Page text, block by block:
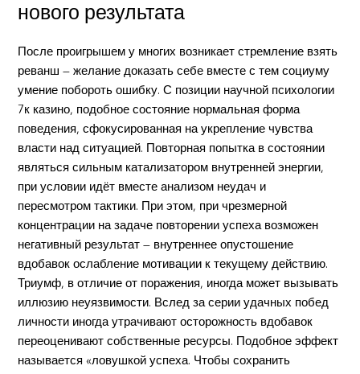
нового результата
После проигрышем у многих возникает стремление взять
реванш — желание доказать себе вместе с тем социуму
умение побороть ошибку. С позиции научной психологии
7к казино, подобное состояние нормальная форма
поведения, сфокусированная на укрепление чувства
власти над ситуацией. Повторная попытка в состоянии
являться сильным катализатором внутренней энергии,
при условии идёт вместе анализом неудач и
пересмотром тактики. При этом, при чрезмерной
концентрации на задаче повторении успеха возможен
негативный результат — внутреннее опустошение
вдобавок ослабление мотивации к текущему действию.
Триумф, в отличие от поражения, иногда может вызывать
иллюзию неуязвимости. Вслед за серии удачных побед
личности иногда утрачивают осторожность вдобавок
переоценивают собственные ресурсы. Подобное эффект
называется «ловушкой успеха. Чтобы сохранить